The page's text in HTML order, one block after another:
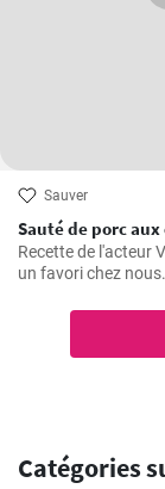
Sauver
Sauté de porc
Recette de l'acteur
un favori chez
Catégories